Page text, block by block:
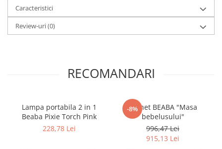
Scoica se montează simplu cu centura în 3 puncte sau pe baza
ISOFIX Avionaut IQ Orbit,iar indicatorii vizuali garantează fixarea
corectă. Construcția ranforsată și tetiera din spumă cu memorie
protejează împotriva impactului frontal și lateral, conform
Caracteristici
Review-uri(0)
RECOMANDARI
Lampa portabila 2 in 1
Beaba Pixie Torch Pink
228,78 Lei
-8%
Pachet BEABA "Masa
bebelusului"
996,47 Lei
915,13 Lei